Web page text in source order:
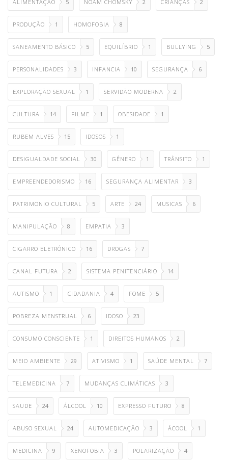
ALIMENTAÇÃO 5 NOAM CHOMSKY 2 CRIANÇAS 2
PRODUÇÃO 1 HOMOFOBIA 8
SANEAMENTO BÁSICO 5 EQUILÍBRIO 1 BULLYING 5
PERSONALIDADES 3 INFANCIA 10 SEGURANÇA 6
EXPLORAÇÃO SEXUAL 1 SERVIDÃO MODERNA 2
CULTURA 14 FILME 1 OBESIDADE 1
RUBEM ALVES 15 IDOSOS 1
DESIGUALDADE SOCIAL 30 GÊNERO 1 TRÂNSITO 1
EMPREENDEDORISMO 16 SEGURANÇA ALIMENTAR 3
PATRIMONIO CULTURAL 5 ARTE 24 MUSICAS 6
MANIPULAÇÃO 8 EMPATIA 3
CIGARRO ELETRÔNICO 16 DROGAS 7
CANAL FUTURA 2 SISTEMA PENITENCIÁRIO 14
AUTISMO 1 CIDADANIA 4 FOME 5
POBREZA MENSTRUAL 6 IDOSO 23
CONSUMO CONSCIENTE 1 DIREITOS HUMANOS 2
MEIO AMBIENTE 29 ATIVISMO 1 SAÚDE MENTAL 7
TELEMEDICINA 7 MUDANÇAS CLIMÁTICAS 3
SAUDE 24 ÁLCOOL 10 EXPRESSO FUTURO 8
ABUSO SEXUAL 24 AUTOMEDICAÇÃO 3 ÁCOOL 1
MEDICINA 9 XENOFOBIA 3 POLARIZAÇÃO 4